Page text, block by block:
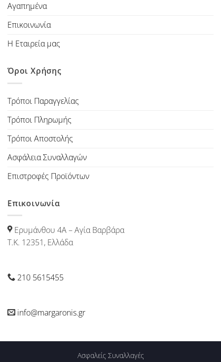
Αγαπημένα
Επικοινωνία
Η Εταιρεία μας
Όροι Χρήσης
Τρόποι Παραγγελίας
Τρόποι Πληρωμής
Τρόποι Αποστολής
Ασφάλεια Συναλλαγών
Επιστροφές Προϊόντων
Επικοινωνία
Ερυμάνθου 4Α – Αγία Βαρβάρα
Τ.Κ. 12351, Ελλάδα
210 5615455
info@margaronis.gr
Ασφαλείς Συναλλαγές